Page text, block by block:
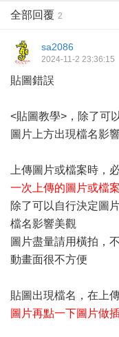
全部回覆 2
sa2086
2024-11-2 23:36:15
貼圖錯誤
<貼圖教學> ，除了可
圖片上方出現檔名影響
上傳圖片或檔案時，
一次上傳的圖片或檔
除了可以自行決定圖
檔名影響美觀
圖片盡量請用橫拍，
動畫面很不方便
貼圖出現檔名，在上
圖片再點一下圖片做